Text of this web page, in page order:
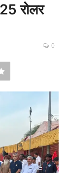
रोलर
0